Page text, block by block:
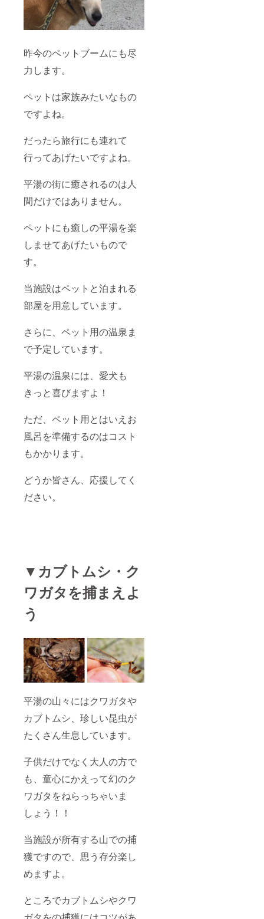
昨今のペットブームにも尽
力します。
ペットは家族みたいなもの
ですよね。
だったら旅行にも連れて
行ってあげたいですよね。
平湯の街に癒されるのは人
間だけではありません。
ペットにも癒しの平湯を楽
しませてあげたいもので
す。
当施設はペットと泊まれる
部屋を用意しています。
さらに、ペット用の温泉ま
で予定しています。
平湯の温泉には、愛犬も
きっと喜びますよ！
ただ、ペット用とはいえお
風呂を準備するのはコスト
もかかります。
どうか皆さん、応援してく
ださい。
▼カブトムシ・ク
ワガタを捕まえよ
う
平湯の山々にはクワガタや
カブトムシ、珍しい昆虫が
たくさん生息しています。
子供だけでなく大人の方で
も、童心にかえって幻のク
ワガタをねらっちゃいま
しょう！！
当施設が所有する山での捕
獲ですので、思う存分楽し
めますよ。
ところでカブトムシやクワ